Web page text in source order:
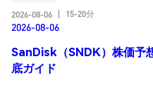
2026-08-06
15-20分
2026-08-06
SanDisk（SNDK）株価予
底ガイド